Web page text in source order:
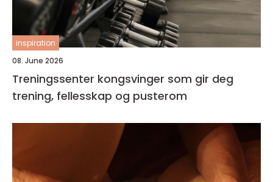
inspiration
08. June 2026
Treningssenter kongsvinger som gir deg
trening, fellesskap og pusterom